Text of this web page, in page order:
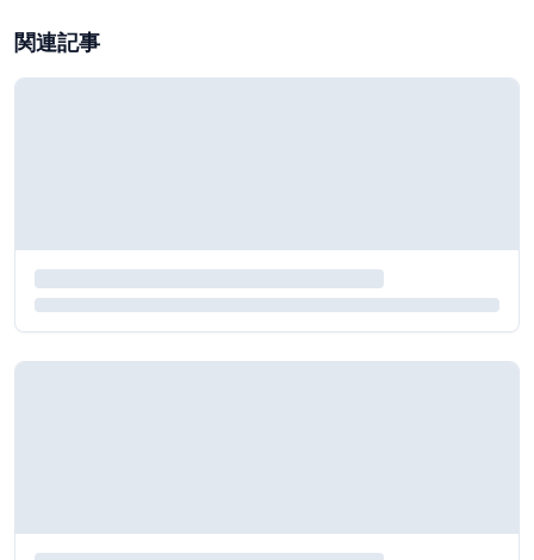
関連記事